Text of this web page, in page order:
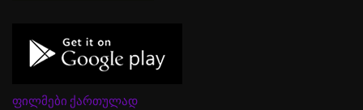
ფილმები ქართულად